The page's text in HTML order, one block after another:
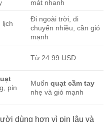
mát nhanh
lịch
Đi ngoài trời, di
chuyển nhiều, cần gió
mạnh
Từ 24.99 USD
pin
Muốnquạt cầm tay
nhẹ và gió mạnh
dùng hơn vì pin lâu và